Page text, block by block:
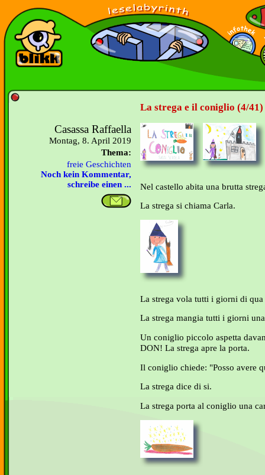
La strega e il coniglio (4/41)
Casassa Raffaella
Montag, 8. April 2019
Thema:
freie Geschichten
Noch kein Kommentar,
schreibe einen ...
Nel castello abita una brutta
La strega si chiama Carla.
La strega vola tutti i giorni di
La strega mangia tutti i giorni
Un coniglio piccolo aspetta
DON! La strega apre la porta.
Il coniglio chiede: "Posso avere
La strega dice di si.
La strega porta al coniglio una